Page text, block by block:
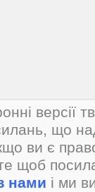
версії
що
ви є
щоб
нами і ми